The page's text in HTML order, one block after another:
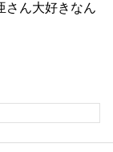
さん大好きなん